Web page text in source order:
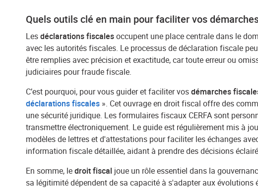
Quels outils clé en main pour faciliter vos
Lesdéclarations fiscalesoccupent une place centrale dans le
avec les autorités fiscales. Le processus de déclaration fiscale
être remplies avec précision et exactitude, car toute erreur ou
judiciaires pour fraude fiscale.
C’est pourquoi, pour vous guider et faciliter vosdémarches
déclarations fiscales ». Cet ouvrage en droit fiscal offre des
une sécurité juridique. Les formulaires fiscaux CERFA sont
transmettre électroniquement. Le guide est régulièrement mis à
modèles de lettres et d'attestations pour faciliter les échanges
information fiscale détaillée, aidant à prendre des décisions
En somme, ledroit fiscal joue un rôle essentiel dans la
sa légitimité dépendent de sa capacité à s'adapter aux